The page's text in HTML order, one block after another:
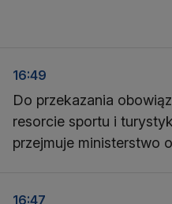
16:49
Do przekazania
resorcie sportu i
przejmuje ministerstwo
16:47